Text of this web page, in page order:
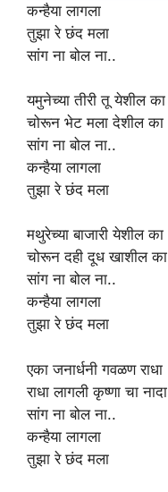
कन्हैया लागला
तुझा रे छंद मला
सांग ना बोल ना..
यमुनेच्या तीरी तू येशील का
चोरून भेट मला देशील का
सांग ना बोल ना..
कन्हैया लागला
तुझा रे छंद मला
मथुरेच्या बाजारी येशील का
चोरून दही दूध खाशील का
सांग ना बोल ना..
कन्हैया लागला
तुझा रे छंद मला
एका जनार्धनी गवळण राधा
राधा लागली कृष्णा चा नादा
सांग ना बोल ना..
कन्हैया लागला
तुझा रे छंद मला